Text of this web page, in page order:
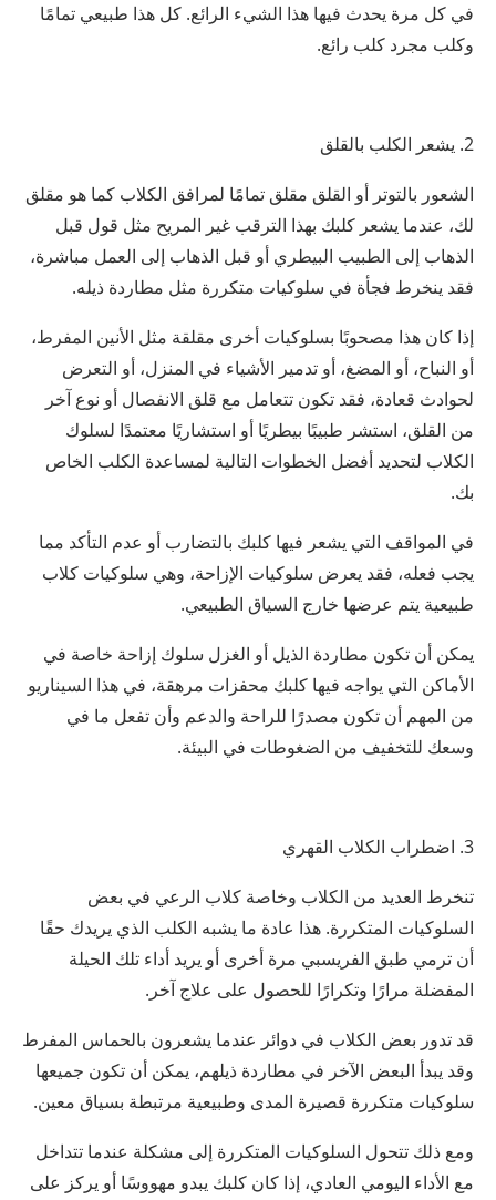
في كل مرة يحدث فيها هذا الشيء الرائع. كل هذا طبيعي تمامًا
وكلب مجرد كلب رائع.
2. يشعر الكلب بالقلق
الشعور بالتوتر أو القلق مقلق تمامًا لمرافق الكلاب كما هو مقلق
لك، عندما يشعر كلبك بهذا الترقب غير المريح مثل قول قبل
الذهاب إلى الطبيب البيطري أو قبل الذهاب إلى العمل مباشرة،
فقد ينخرط فجأة في سلوكيات متكررة مثل مطاردة ذيله.
إذا كان هذا مصحوبًا بسلوكيات أخرى مقلقة مثل الأنين المفرط،
أو النباح، أو المضغ، أو تدمير الأشياء في المنزل، أو التعرض
لحوادث قعادة، فقد تكون تتعامل مع قلق الانفصال أو نوع آخر
من القلق، استشر طبيبًا بيطريًا أو استشاريًا معتمدًا لسلوك
الكلاب لتحديد أفضل الخطوات التالية لمساعدة الكلب الخاص
بك.
في المواقف التي يشعر فيها كلبك بالتضارب أو عدم التأكد مما
يجب فعله، فقد يعرض سلوكيات الإزاحة، وهي سلوكيات كلاب
طبيعية يتم عرضها خارج السياق الطبيعي.
يمكن أن تكون مطاردة الذيل أو الغزل سلوك إزاحة خاصة في
الأماكن التي يواجه فيها كلبك محفزات مرهقة، في هذا السيناريو
من المهم أن تكون مصدرًا للراحة والدعم وأن تفعل ما في
وسعك للتخفيف من الضغوطات في البيئة.
3. اضطراب الكلاب القهري
تنخرط العديد من الكلاب وخاصة كلاب الرعي في بعض
السلوكيات المتكررة. هذا عادة ما يشبه الكلب الذي يريدك حقًا
أن ترمي طبق الفريسبي مرة أخرى أو يريد أداء تلك الحيلة
المفضلة مرارًا وتكرارًا للحصول على علاج آخر.
قد تدور بعض الكلاب في دوائر عندما يشعرون بالحماس المفرط
وقد يبدأ البعض الآخر في مطاردة ذيلهم، يمكن أن تكون جميعها
سلوكيات متكررة قصيرة المدى وطبيعية مرتبطة بسياق معين.
ومع ذلك تتحول السلوكيات المتكررة إلى مشكلة عندما تتداخل
مع الأداء اليومي العادي، إذا كان كلبك يبدو مهووسًا أو يركز على